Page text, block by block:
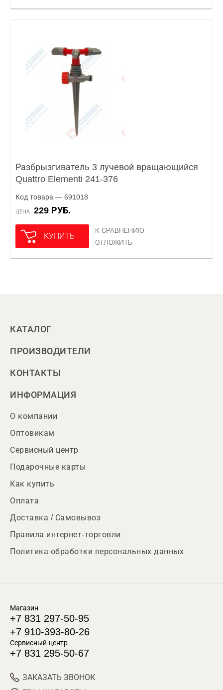
Разбрызгиватель 3 лучевой вращающийся
Quattro Elementi 241-376
Код товара — 691018
ЦЕНА 229 РУБ.
КУПИТЬ
К СРАВНЕНИЮ
ОТЛОЖИТЬ
КАТАЛОГ
ПРОИЗВОДИТЕЛИ
КОНТАКТЫ
ИНФОРМАЦИЯ
О компании
Оптовикам
Сервисный центр
Подарочные карты
Как купить
Оплата
Доставка / Самовывоз
Правила интернет-торговли
Политика обработки персональных данных
Магазин
+7 831 297-50-95
+7 910-393-80-26
Сервисный центр
+7 831 295-50-67
ЗАКАЗАТЬ ЗВОНОК